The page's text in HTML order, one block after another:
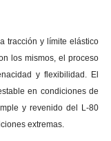
tracción y límite elástico
los mismos, el proceso
y flexibilidad. El
en condiciones de
y revenido del L-80
extremas.